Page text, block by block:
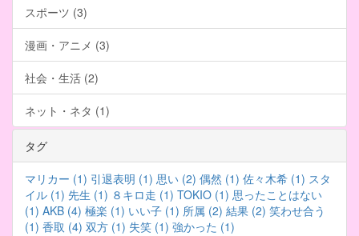
スポーツ (3)
漫画・アニメ (3)
社会・生活 (2)
ネット・ネタ (1)
タグ
マリカー (1) 引退表明 (1) 思い (2) 偶然 (1) 佐々木希 (1) スタ
イル (1) 先生 (1) ８キロ走 (1) TOKIO (1) 思ったことはない
(1) AKB (4) 極楽 (1) いい子 (1) 所属 (2) 結果 (2) 笑わせ合う
(1) 香取 (4) 双方 (1) 失笑 (1) 強かった (1)